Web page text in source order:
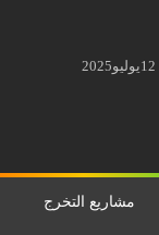
مشاريع التخرج